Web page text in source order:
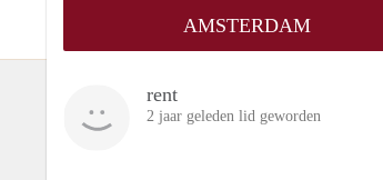
AMSTERDAM
rent
2 jaar geleden lid geworden